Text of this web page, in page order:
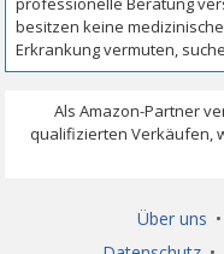
Über uns •